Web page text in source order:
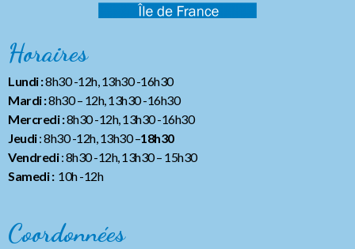
Horaires
Lundi :8h30 -12h, 13h30 -16h30
Mardi :8h30 – 12h, 13h30 -16h30
Mercredi :8h30 -12h, 13h30 -16h30
Jeudi: 8h30 -12h, 13h30 –18h30
Vendredi: 8h30 -12h, 13h30– 15h30
Samedi :10h -12h
Coordonnées